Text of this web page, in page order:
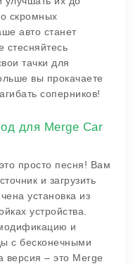
скромных
авто станет
стесняйтесь
тачки для
вы прокачаете
соперников!
для Merge Car
просто песня! Вам
и загрузить
установка из
устройства.
и
с бесконечными
версия – это Merge